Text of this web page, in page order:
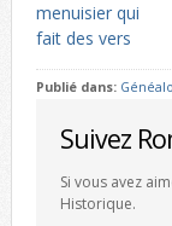
menuisier qui
fait des vers
Publié dans:
Suivez
Si vous avez
Historique.